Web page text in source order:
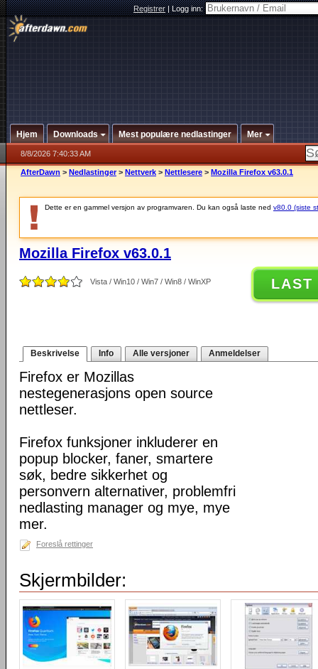
Registrer|Logg inn:
Hjem Downloads Mest populære nedlastinger Mer
8/8/2026 7:40:33 AM
AfterDawn > Nedlastinger > Nettverk > Nettlesere > Mozilla Firefox v63.0.1
Dette er en gammel versjon av programvaren. Du kan også laste ned v80.0 (siste
Mozilla Firefox v63.0.1
Vista / Win10 / Win7 / Win8 / WinXP LAST
Beskrivelse Info Alle versjoner Anmeldelser
Firefox er Mozillas
nestegenerasjons open source
nettleser.
Firefox funksjoner inkluderer en
popup blocker, faner, smartere
søk, bedre sikkerhet og
personvern alternativer, problemfri
nedlasting manager og mye, mye
mer.
Foreslå rettinger
Skjermbilder: